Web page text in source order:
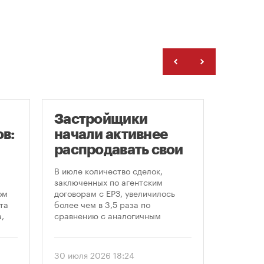
Застройщики
начали активнее
распродавать свои
В июле количество сделок,
заключенных по агентским
договорам с ЕРЗ, увеличилось
более чем в 3,5 раза по
сравнению с аналогичным
50 до 182. Активный рост, по
последние два месяца, поделился
30 июля 2026 18:24